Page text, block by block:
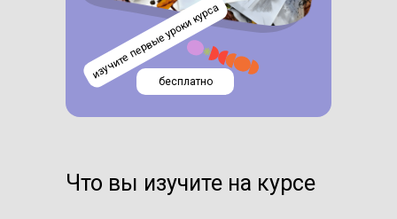
бесплатно
изучите первые уроки курса
Что вы изучите на курсе